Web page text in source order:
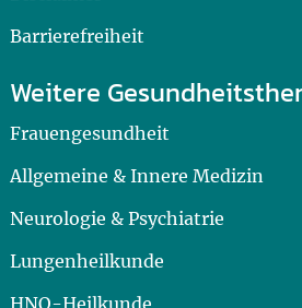
Barrierefreiheit
Weitere
Frauengesundheit
Allgemeine & Innere Medizin
Neurologie & Psychiatrie
Lungenheilkunde
HNO-Heilkunde